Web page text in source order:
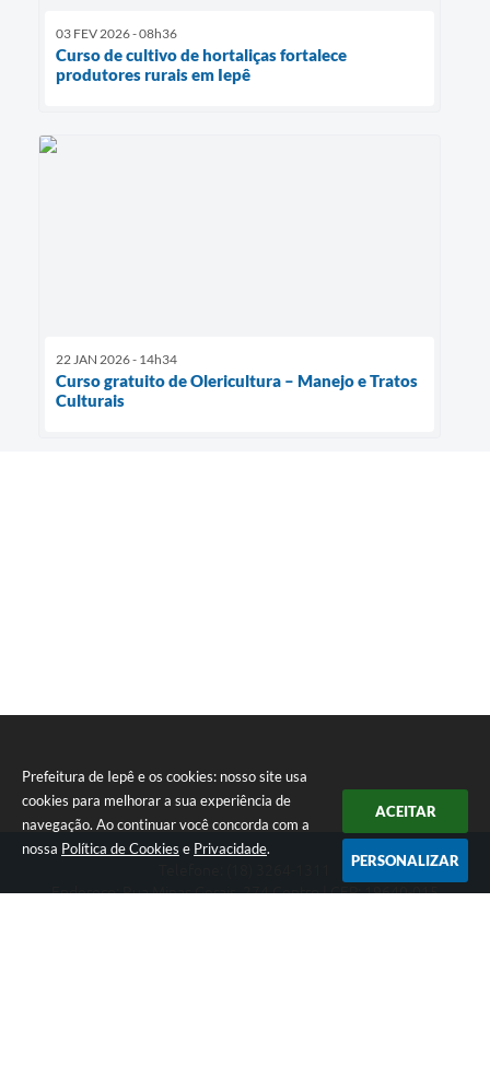
Prefeitura de Iepê e os cookies: nosso site usa
cookies para melhorar a sua experiência de
navegação. Ao continuar você concorda com a
nossa Política de Cookies e Privacidade.
ACEITAR
PERSONALIZAR
03 FEV 2026 - 08h36
Curso de cultivo de hortaliças fortalece
produtores rurais em Iepê
22 JAN 2026 - 14h34
Curso gratuito de Olericultura – Manejo e Tratos
Culturais
Endereço: Rua Minas Gerais, 274 Centro | CEP: 19640-015